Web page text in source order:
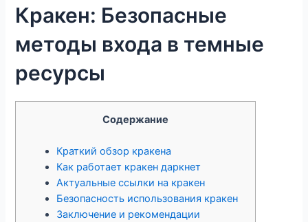
Кракен: Безопасные
методы входа в темные
ресурсы
Содержание
Краткий обзор кракена
Как работает кракен даркнет
Актуальные ссылки на кракен
Безопасность использования кракен
Заключение и рекомендации